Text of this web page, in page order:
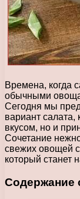
Времена, когда
обычными
Сегодня мы
вариант салата,
вкусом, но и
Сочетание
свежих овощей
который станет
Содержание